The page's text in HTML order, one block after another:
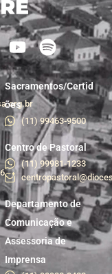
Sacramentos/Certid
ões
(11) 99463-9500
Centro de Pastoral
(11) 99981-1233
Departamento de
Comunicação e
Assessoria de
Imprensa